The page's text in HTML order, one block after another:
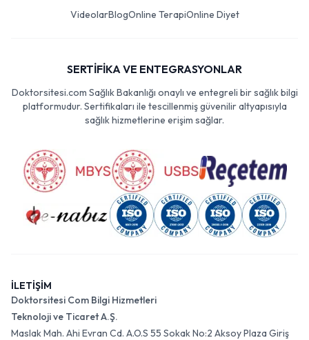
VideolarBlogOnline TerapiOnline Diyet
SERTİFİKA VE ENTEGRASYONLAR
Doktorsitesi.com Sağlık Bakanlığı onaylı ve entegreli bir sağlık bilgi
platformudur. Sertifikaları ile tescillenmiş güvenilir altyapısıyla
sağlık hizmetlerine erişim sağlar.
İLETİŞİM
Doktorsitesi Com Bilgi Hizmetleri
Teknoloji ve Ticaret A.Ş.
Maslak Mah. Ahi Evran Cd. A.O.S 55 Sokak No:2 Aksoy Plaza Giriş